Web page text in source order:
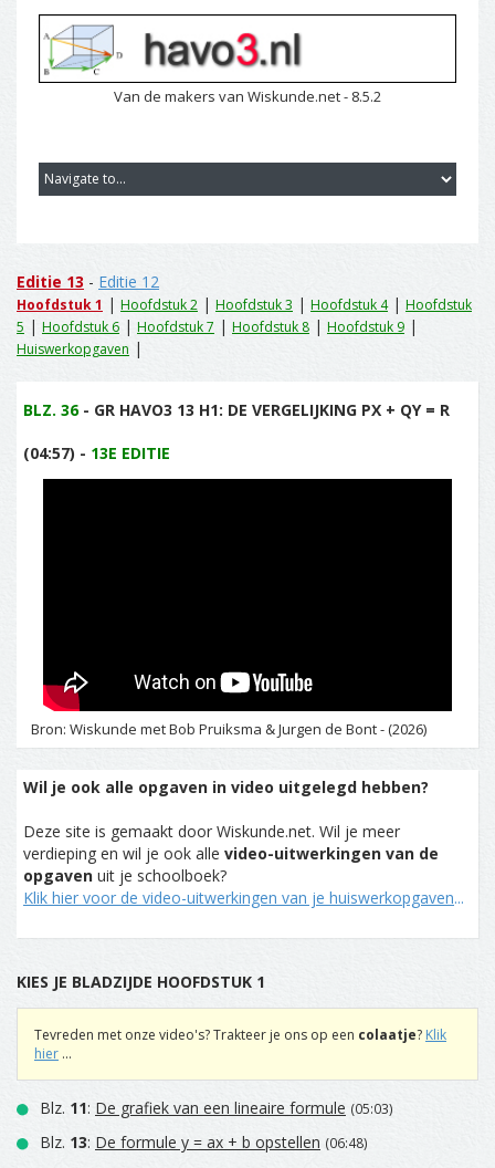
Van de makers van Wiskunde.net - 8.5.2
Editie 13 - Editie 12
Hoofdstuk 1 | Hoofdstuk 2 | Hoofdstuk 3 | Hoofdstuk 4| Hoofdstuk
5 | Hoofdstuk 6 | Hoofdstuk 7 | Hoofdstuk 8 | Hoofdstuk 9 |
Huiswerkopgaven |
BLZ. 36- GR HAVO3 13 H1: DE VERGELIJKING PX + QY = R
(04:57) - 13E EDITIE
Bron: Wiskunde met Bob Pruiksma & Jurgen de Bont - (2026)
Wil je ook alle opgaven in video uitgelegd hebben?
Deze site is gemaakt door Wiskunde.net. Wil je meer
verdieping en wil je ook alle video-uitwerkingen van de
opgaven uit je schoolboek?
Klik hier voor de video-uitwerkingen van je huiswerkopgaven...
KIES JE BLADZIJDE HOOFDSTUK 1
Tevreden met onze video's? Trakteer je ons op een colaatje? Klik
hier ...
Blz. 11: De grafiek van een lineaire formule (05:03)
Blz. 13: De formule y = ax + b opstellen (06:48)